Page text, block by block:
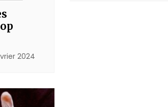
2024